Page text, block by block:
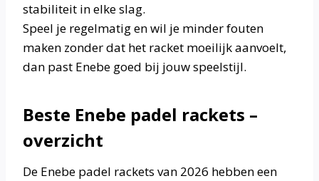
stabiliteit in elke slag.
Speel je regelmatig en wil je minder fouten
maken zonder dat het racket moeilijk aanvoelt,
dan past Enebe goed bij jouw speelstijl.
Beste Enebe padel rackets –
overzicht
De Enebe padel rackets van 2026 hebben een